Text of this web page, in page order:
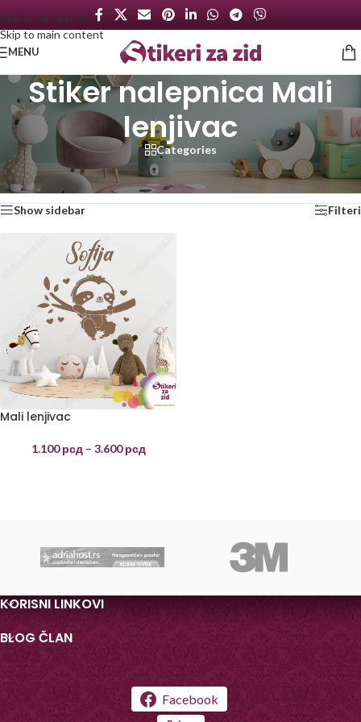
Skip to navigation
Skip to main content
MENU
Stiker nalepnica Mali
lenjivac
Categories
Početna/Proizvod označen „Stiker nalepnica Mali lenjivac“
Prikazan jedan rezultat
Show sidebar Filteri
Mali lenjivac
1.100рсд – 3.600рсд
KORISNI LINKOVI
BLOG ČLAN
Facebook